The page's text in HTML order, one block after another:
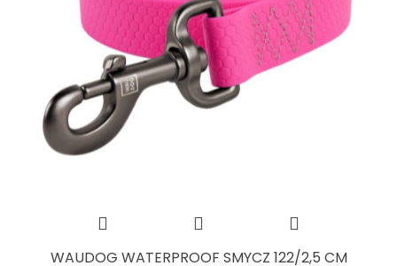
WAUDOG WATERPROOF SMYCZ 122/2,5 CM